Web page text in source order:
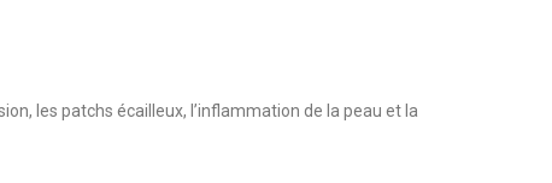
les patchs écailleux, l’inflammation de la peau et la